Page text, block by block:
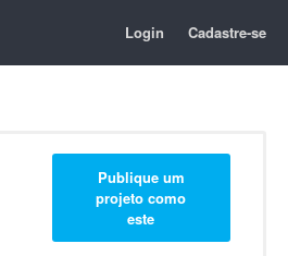
Login Cadastre-se
Publique um
projeto como
este